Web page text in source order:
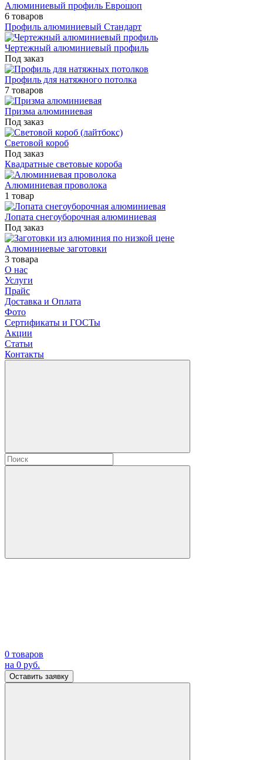
Алюминиевый профиль Еврошоп
6 товаров
Профиль алюминиевый Стандарт
Чертежный алюминиевый профиль
Под заказ
Профиль для натяжного потолка
7 товаров
Призма алюминиевая
Под заказ
Световой короб
Под заказ
Квадратные световые короба
Алюминиевая проволока
1 товар
Лопата снегоуборочная алюминиевая
Под заказ
Алюминиевые заготовки
3 товара
О нас
Услуги
Прайс
Доставка и Оплата
Фото
Сертификаты и ГОСТы
Акции
Статьи
Контакты
0 товаров
на 0 руб.
Оставить заявку